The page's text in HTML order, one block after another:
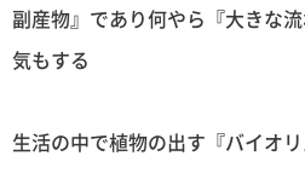
副産物』であり何やら『大きな
気もする
生活の中で植物の出す『バイオリ